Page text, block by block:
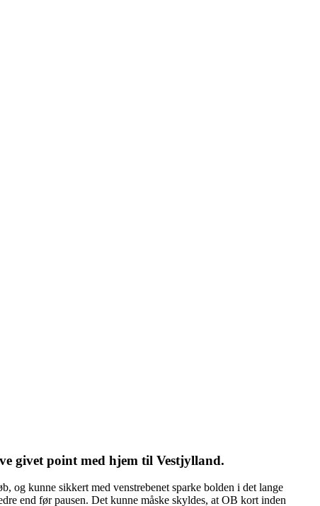
givet point med hjem til Vestjylland.
og kunne sikkert med venstrebenet sparke bolden i det lange
end før pausen. Det kunne måske skyldes, at OB kort inden